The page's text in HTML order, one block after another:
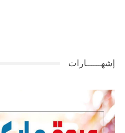
إشهــــــارات